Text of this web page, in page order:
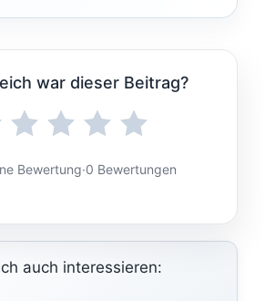
war dieser Beitrag?
Bewertung·0 Bewertungen
auch interessieren: